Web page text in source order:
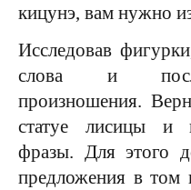
кицунэ, вам нужно
Исследовав
слова и
произношения.
статуе лисицы и
фразы. Для этого
предложения в том